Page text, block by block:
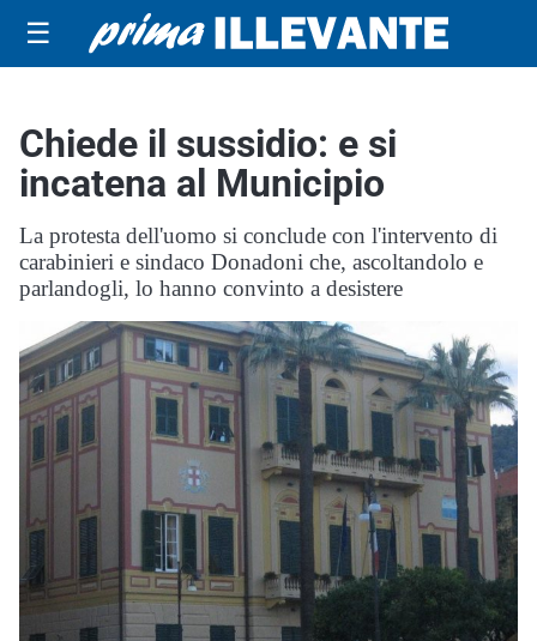
☰
Chiede il sussidio: e si
incatena al Municipio
La protesta dell'uomo si conclude con l'intervento di
carabinieri e sindaco Donadoni che, ascoltandolo e
parlandogli, lo hanno convinto a desistere